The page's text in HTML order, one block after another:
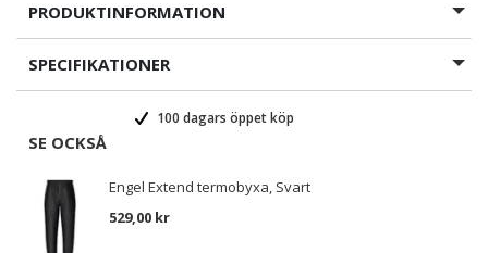
PRODUKTINFORMATION
SPECIFIKATIONER
100 dagars öppet köp
SE OCKSÅ
Engel Extend termobyxa, Svart
529,00 kr